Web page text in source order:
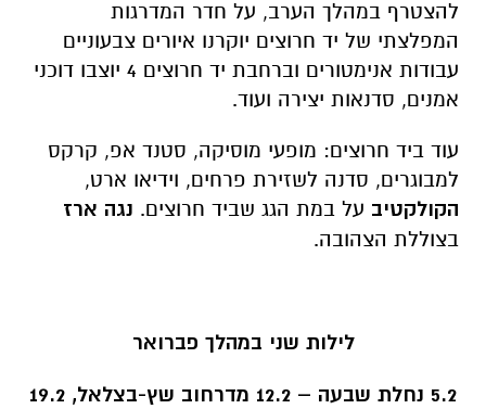
להצטרף במהלך הערב, על חדר המדרגות
המפלצתי של יד חרוצים יוקרנו איורים צבעוניים
עבודות אנימטורים וברחבת יד חרוצים 4 יוצבו דוכני
אמנים, סדנאות יצירה ועוד.
עוד ביד חרוצים: מופעי מוסיקה, סטנד אפ, קרקס
למבוגרים, סדנה לשזירת פרחים, וידיאו ארט,
הקולקטיב על במת הגג שביד חרוצים. נגה ארז
בצוללת הצהובה.
לילות שני במהלך פברואר
5.2 נחלת שבעה – 12.2 מדרחוב שץ-בצלאל, 19.2